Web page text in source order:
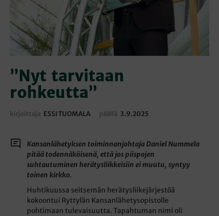
”Nyt tarvitaan
rohkeutta”
kirjoittaja ESSI TUOMALA päällä 3.9.2025
Kansanlähetyksen toiminnanjohtaja Daniel Nummela
pitää todennäköisenä, että jos piispojen
suhtautuminen herätysliikkeisiin ei muutu, syntyy
toinen kirkko.
Huhtikuussa seitsemän herätysliikejärjestöä
kokoontui Ryttylän Kansanlähetysopistolle
pohtimaan tulevaisuutta. Tapahtuman nimi oli